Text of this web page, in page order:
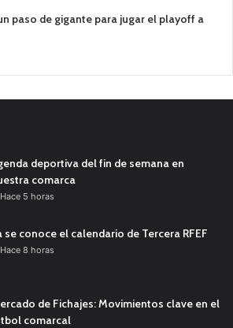
paso de gigante para jugar el playoff a
deportiva del fin de semana en
comarca
Hace 5 horas
se conoce el calendario de Tercera RFEF
Hace 8 horas
de Fichajes: Movimientos clave en el
comarcal